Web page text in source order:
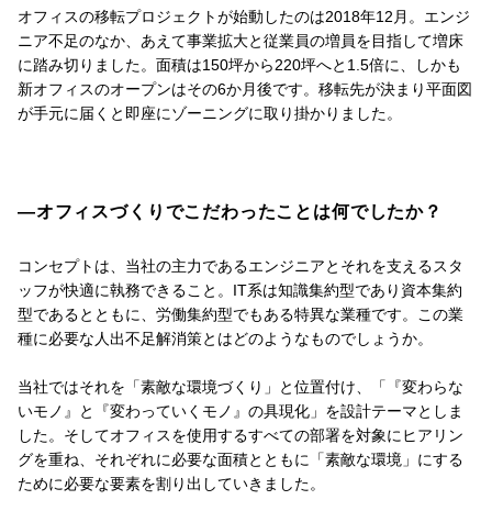
オフィスの移転プロジェクトが始動したのは2018年12月。エンジ
ニア不足のなか、あえて事業拡大と従業員の増員を目指して増床
に踏み切りました。面積は150坪から220坪へと1.5倍に、しかも
新オフィスのオープンはその6か月後です。移転先が決まり平面図
が手元に届くと即座にゾーニングに取り掛かりました。
―オフィスづくりでこだわったことは何でしたか？
コンセプトは、当社の主力であるエンジニアとそれを支えるスタ
ッフが快適に執務できること。IT系は知識集約型であり資本集約
型であるとともに、労働集約型でもある特異な業種です。この業
種に必要な人出不足解消策とはどのようなものでしょうか。
当社ではそれを「素敵な環境づくり」と位置付け、「『変わらな
いモノ』と『変わっていくモノ』の具現化」を設計テーマとしま
した。そしてオフィスを使用するすべての部署を対象にヒアリン
グを重ね、それぞれに必要な面積とともに「素敵な環境」にする
ために必要な要素を割り出していきました。